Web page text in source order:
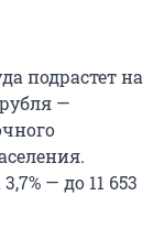
подрастет на
рубля —
— до 11 653